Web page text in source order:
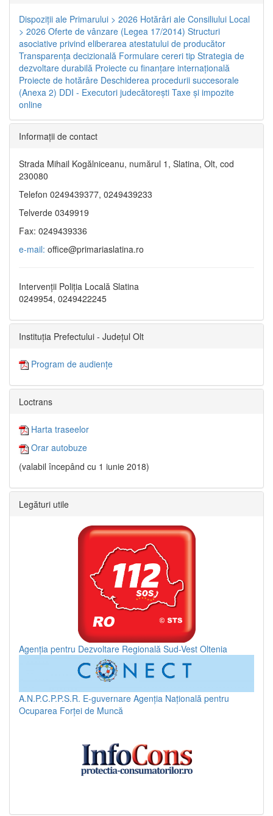
Dispoziţii ale Primarului > 2026 Hotărâri ale Consiliului Local
> 2026 Oferte de vânzare (Legea 17/2014) Structuri
asociative privind eliberarea atestatului de producător
Transparenţa decizională Formulare cereri tip Strategia de
dezvoltare durabilă Proiecte cu finanţare internaţională
Proiecte de hotărâre Deschiderea procedurii succesorale
(Anexa 2) DDI - Executori judecătorești Taxe şi impozite
online
Informaţii de contact
Strada Mihail Kogălniceanu, numărul 1, Slatina, Olt, cod
230080
Telefon 0249439377, 0249439233
Telverde 0349919
Fax: 0249439336
e-mail: office@primariaslatina.ro
Intervenții Poliția Locală Slatina
0249954, 0249422245
Instituția Prefectului - Județul Olt
Program de audiențe
Loctrans
Harta traseelor
Orar autobuze
(valabil începând cu 1 iunie 2018)
Legături utile
Agenția pentru Dezvoltare Regională Sud-Vest Oltenia
A.N.P.C.P.P.S.R. E-guvernare Agenția Națională pentru
Ocuparea Forței de Muncă